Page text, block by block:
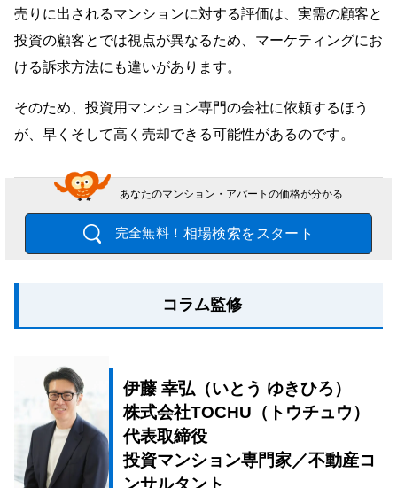
売りに出されるマンションに対する評価は、実需の顧客と
投資の顧客とでは視点が異なるため、マーケティングにお
ける訴求方法にも違いがあります。
そのため、投資用マンション専門の会社に依頼するほう
が、早くそして高く売却できる可能性があるのです。
あなたのマンション・アパートの価格が分かる
完全無料！ 相場検索をスタート
コラム監修
伊藤 幸弘（いとう ゆきひろ）
株式会社TOCHU（トウチュウ）
代表取締役
投資マンション専門家／不動産コ
ンサルタント